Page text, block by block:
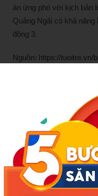
án ứng phó với kịch bản
Quảng Ngãi có khả
động 3.
Nguồn: https://tuoitre.vn/
se-manh-nhat-
Bão số 3 hình
đất liền vẫn cần